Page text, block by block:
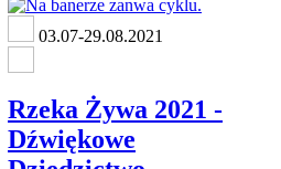
03.07-29.08.2021
Rzeka Żywa 2021 -
Dźwiękowe